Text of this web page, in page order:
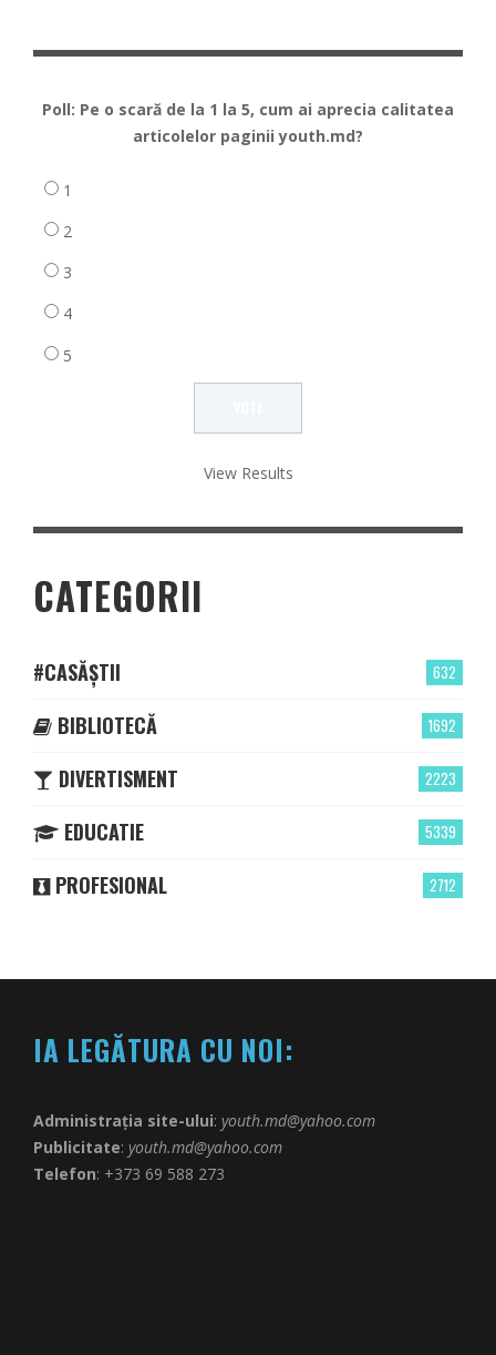
Poll: Pe o scară de la 1 la 5, cum ai aprecia calitatea
articolelor paginii youth.md?
1
2
3
4
5
View Results
CATEGORII
632
#CASĂȘTII
1692
BIBLIOTECĂ
2223
DIVERTISMENT
5339
EDUCATIE
2712
PROFESIONAL
IA LEGĂTURA CU NOI:
Administrația site-ului: youth.md@yahoo.com
Publicitate: youth.md@yahoo.com
Telefon: +373 69 588 273